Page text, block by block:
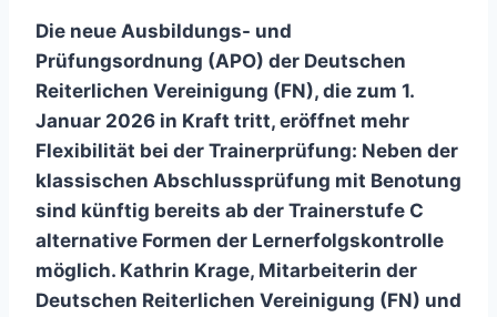
Die neue Ausbildungs- und
Prüfungsordnung (APO) der Deutschen
Reiterlichen Vereinigung (FN), die zum 1.
Januar 2026 in Kraft tritt, eröffnet mehr
Flexibilität bei der Trainerprüfung: Neben der
klassischen Abschlussprüfung mit Benotung
sind künftig bereits ab der Trainerstufe C
alternative Formen der Lernerfolgskontrolle
möglich. Kathrin Krage, Mitarbeiterin der
Deutschen Reiterlichen Vereinigung (FN) und